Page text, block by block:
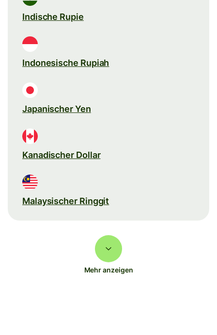
Indische Rupie
Indonesische Rupiah
Japanischer Yen
Kanadischer Dollar
Malaysischer Ringgit
Mehr anzeigen